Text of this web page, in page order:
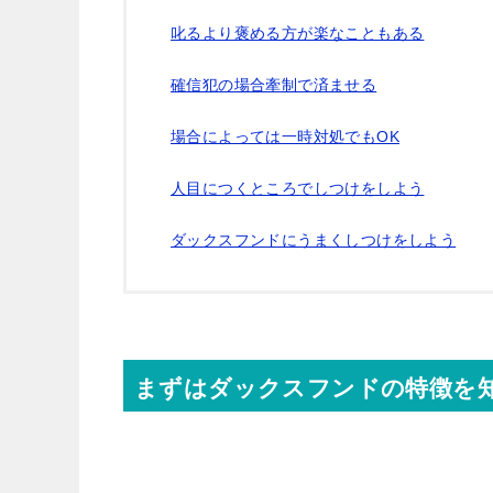
叱るより褒める方が楽なこともある
確信犯の場合牽制で済ませる
場合によっては一時対処でもOK
人目につくところでしつけをしよう
ダックスフンドにうまくしつけをしよう
まずはダックスフンドの特徴を